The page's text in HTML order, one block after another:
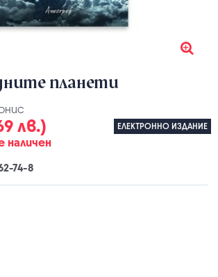
планети
лв.) ЕЛЕКТРОННО ИЗДАНИЕ
наличен
74-8